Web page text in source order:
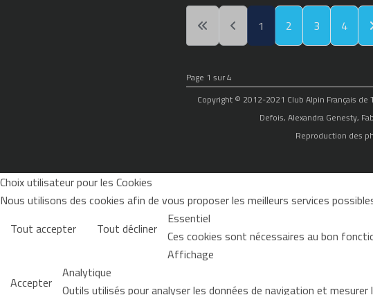
1 2 3 4
Page 1 sur 4
Copyright © 2012-2021 Club Alpin Français
Defois, Alexandra Genesty,
Reproduction des
Choix utilisateur pour les Cookies
Nous utilisons des cookies afin de vous proposer les meilleurs services
Tout accepter
Tout décliner Essentiel
Ces cookies sont nécessaires au bon
Affichage
Accepter Analytique
Outils utilisés pour analyser les données de navigation et